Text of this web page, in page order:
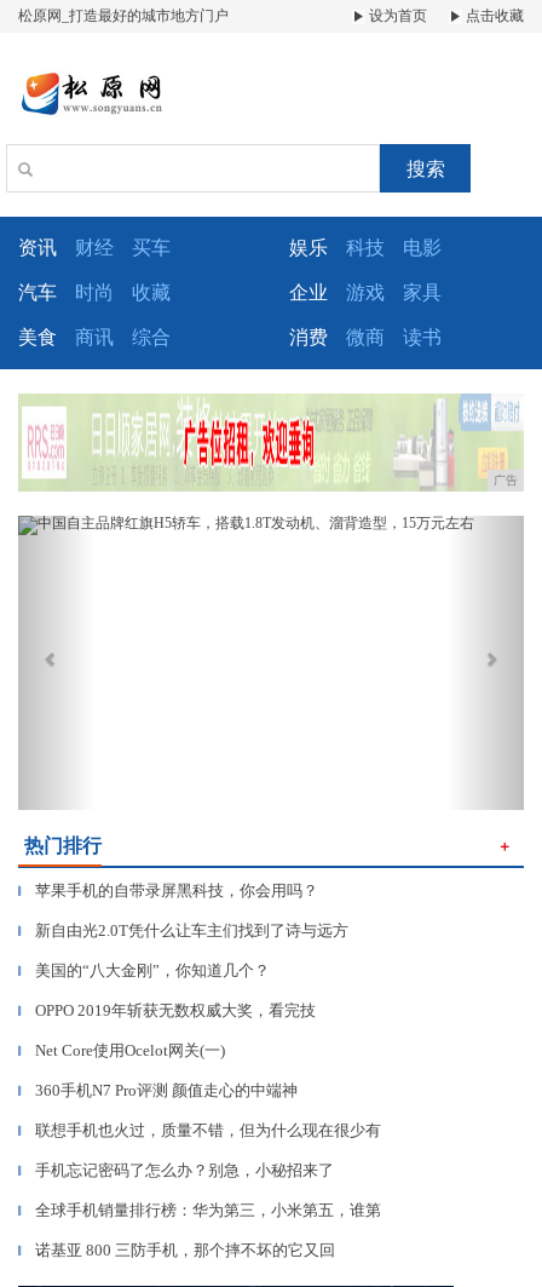
松原网_打造最好的城市地方门户 设为首页 点击收藏
搜索
资讯 财经 买车 娱乐 科技 电影
汽车 时尚 收藏 企业 游戏 家具
美食 商讯 综合 消费 微商 读书
广告
Previous
热门排行 ＋
▎ 苹果手机的自带录屏黑科技，你会用吗？
▎ 新自由光2.0T凭什么让车主们找到了诗与远方
▎ 美国的“八大金刚”，你知道几个？
▎ OPPO 2019年斩获无数权威大奖，看完技
▎ Net Core使用Ocelot网关(一)
▎ 360手机N7 Pro评测 颜值走心的中端神
▎ 联想手机也火过，质量不错，但为什么现在很少有
▎ 手机忘记密码了怎么办？别急，小秘招来了
▎ 全球手机销量排行榜：华为第三，小米第五，谁第
▎ 诺基亚 800 三防手机，那个摔不坏的它又回